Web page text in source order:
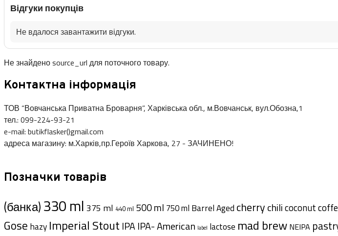
Відгуки покупців
Не вдалося завантажити відгуки.
Не знайдено source_url для поточного товару.
Контактна інформація
ТОВ “Вовчанська Приватна Броварня”, Харківська обл., м.Вовчанськ, вул.Обозна,1
тел.: 099-224-93-21
e-mail: butikflasker()gmail.com
адреса магазину: м.Харків,пр.Героїв Харкова, 27 - ЗАЧИНЕНО!
Позначки товарів
(банка)330 ml 375 ml 440 ml 500 ml 750 ml Barrel Aged cherrychilicoconut
Gose hazy Imperial Stout IPA IPA- American label lactose mad brew NEIPA